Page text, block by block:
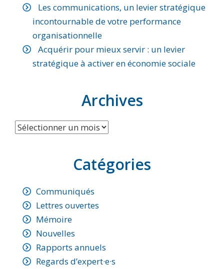
Les communications, un levier stratégique
incontournable de votre performance
organisationnelle
Acquérir pour mieux servir : un levier
stratégique à activer en économie sociale
Archives
Archives
Catégories
Communiqués
Lettres ouvertes
Mémoire
Nouvelles
Rapports annuels
Regards d’expert·e·s